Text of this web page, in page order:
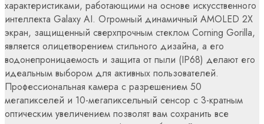
характеристиками, работающими на основе искусственного
интеллекта Galaxy AI. Огромный динамичный AMOLED 2X
экран, защищенный сверхпрочным стеклом Corning Gorilla,
является олицетворением стильного дизайна, а его
водонепроницаемость и защита от пыли (IP68) делают его
идеальным выбором для активных пользователей.
Профессиональная камера с разрешением 50
мегапикселей и 10-мегапиксельный сенсор с 3-кратным
оптическим увеличением позволят вам сохранить все